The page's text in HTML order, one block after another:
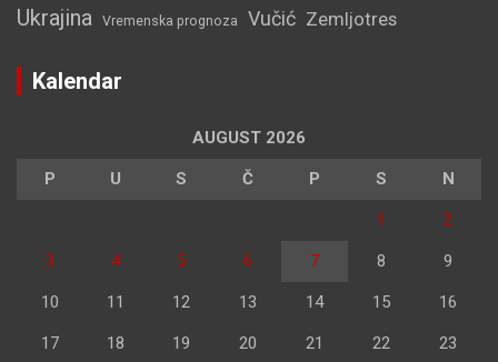
Ukrajina Vremenska prognoza Vučić Zemljotres
Kalendar
AUGUST 2026
P U S Č P S N
1 2
3 4 5 6 7 8 9
10 11 12 13 14 15 16
17 18 19 20 21 22 23